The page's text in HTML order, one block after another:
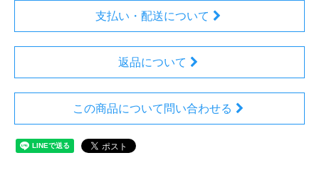
支払い・配送について
返品について
この商品について問い合わせる